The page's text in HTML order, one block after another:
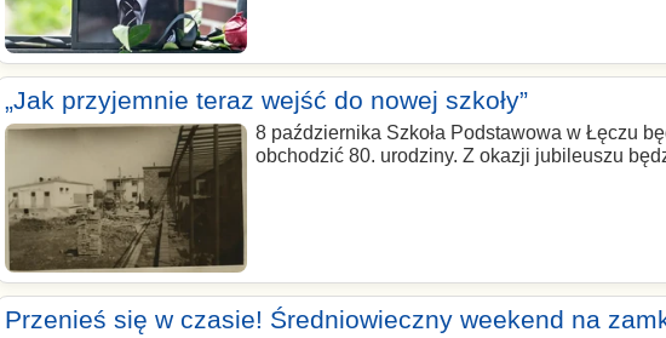
„Jak przyjemnie teraz wejść do nowej szkoły”
8 października Szkoła Podstawowa w Łęczu
obchodzić 80. urodziny. Z okazji jubileuszu
Przenieś się w czasie! Średniowieczny weekend na